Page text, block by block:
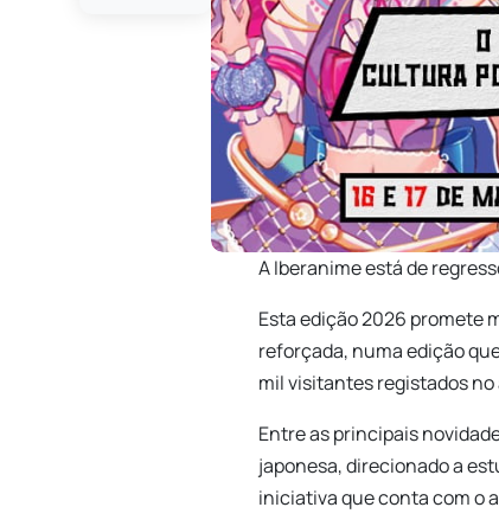
A Iberanime está de
Esta edição 2026 promete
reforçada, numa edição
mil visitantes registados no
Entre as principais
japonesa, direcionado a
iniciativa que conta com o